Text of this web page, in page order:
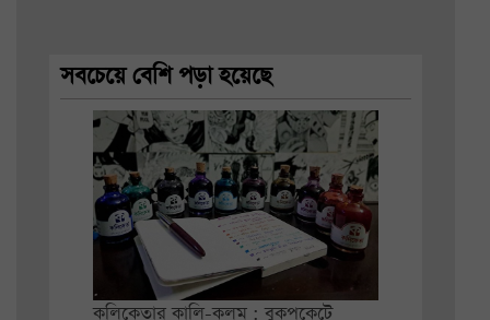
সবচেয়ে বেশি পড়া হয়েছে
কলিকেতার কালি-কলম : বুকপকেটে